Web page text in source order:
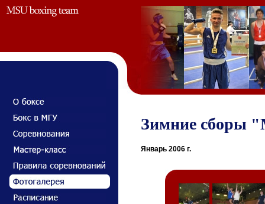
Зимние сборы
Январь 2006 г.